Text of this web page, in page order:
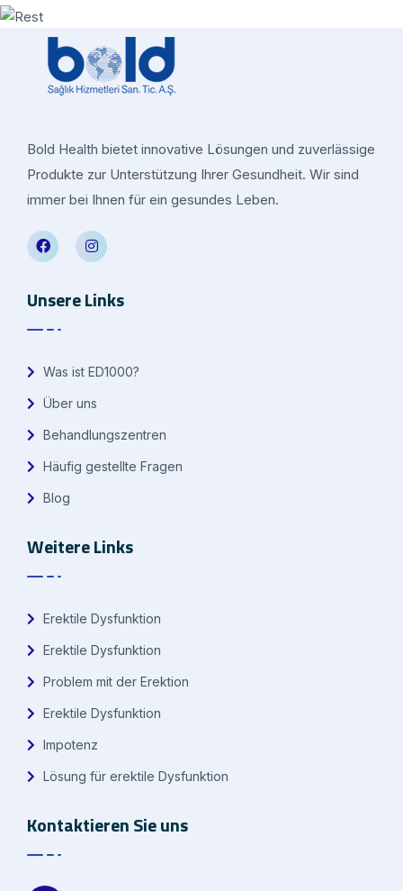
Bold Health bietet innovative Lösungen und zuverlässige
Produkte zur Unterstützung Ihrer Gesundheit. Wir sind
immer bei Ihnen für ein gesundes Leben.
Unsere Links
Was ist ED1000?
Über uns
Behandlungszentren
Häufig gestellte Fragen
Blog
Weitere Links
Erektile Dysfunktion
Erektile Dysfunktion
Problem mit der Erektion
Erektile Dysfunktion
Impotenz
Lösung für erektile Dysfunktion
Kontaktieren Sie uns